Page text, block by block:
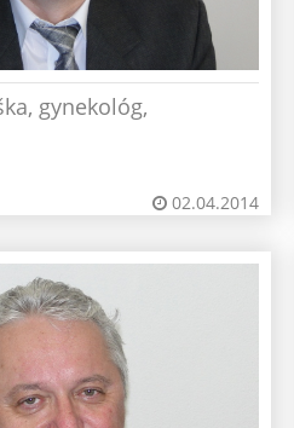
gynekológ,
02.04.2014